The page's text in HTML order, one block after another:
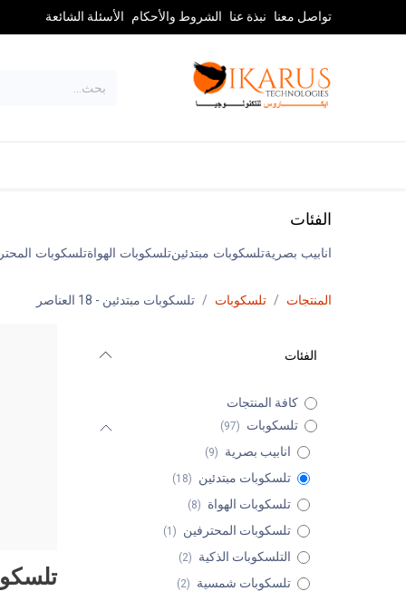
تخطي للذهاب إلى المحتوى
تواصل معنا نبذة عنا الشروط والأحكام الأسئلة الشائعة
الفئات
انابيب بصريةتلسكوبات مبتدئينتلسكوبات الهواةتلسكوبات
المنتجات تلسكوبات تلسكوبات مبتدئين - 18 العناصر
الفئات
كافة المنتجات
تلسكوبات
(97)
انابيب بصرية (9)
تلسكوبات مبتدئين (18)
تلسكوبات الهواة (8)
تلسكوبات المحترفين (1)
التلسكوبات الذكية (2)
تلسكوبات شمسية (2)